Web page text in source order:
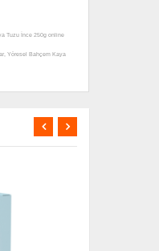
Tuzu İnce 250g online
Yöresel Bahçem Kaya
nerede satılır, Yöresel
İnce 250g detayları,
İnce 250g ürünü nerde,
Yöresel Bahçem Kaya
İnce 250g aktarlarda
bulabilirsiniz.